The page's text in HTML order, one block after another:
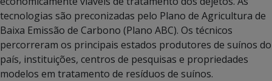
tecnologias são preconizadas pelo Plano de Agricultura de
Baixa Emissão de Carbono (Plano ABC). Os técnicos
percorreram os principais estados produtores de suínos do
país, instituições, centros de pesquisas e propriedades
modelos em tratamento de resíduos de suínos.